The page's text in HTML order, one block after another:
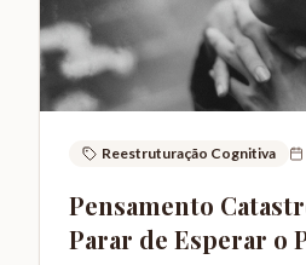
Reestruturação Cognitiva
Pensamento
Parar de Esperar o